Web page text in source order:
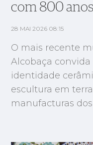
com 800
28 MAI 2026 08:15
O mais recente
Alcobaça
identidade
escultura em
manufacturas